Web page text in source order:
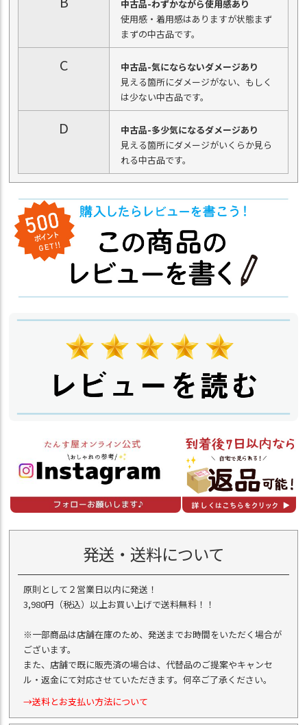
中古品-わずかながら使用感あり
使用感・着用感はありますが状態まず
まずの中古品です。
C
中古品-気にならないダメージあり
見える箇所にダメージがない、もしく
は少ない中古品です。
D
中古品-多少気になるダメージあり
見える箇所にダメージがいくらか見ら
れる中古品です。
発送・送料について
原則として２営業日以内に発送！
3,980円（税込）以上お買い上げで送料無料！！
※一部商品は店舗在庫のため、発送までお時間をいただく場合が
ございます。
また、店舗で既に販売済の場合は、代替品のご提案やキャンセ
ル・返金にて対応させていただきます。何卒ご了承ください。
→送料とお支払い方法について